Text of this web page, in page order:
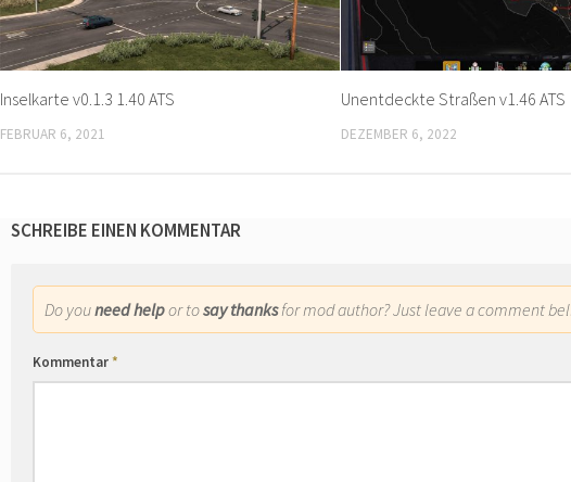
Inselkarte v0.1.3 1.40 ATS
FEBRUAR 6, 2021
Unentdeckte Straßen v1.46 ATS
DEZEMBER 6, 2022
SCHREIBE EINEN KOMMENTAR
Do youneed helpor tosay thanksfor mod author? Just leave a comment
Kommentar*